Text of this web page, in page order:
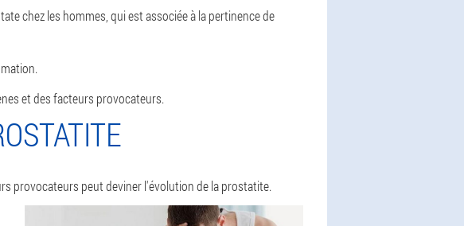
chez les hommes, qui est associée à la pertinence de
et des facteurs provocateurs.
provocateurs peut deviner l'évolution de la prostatite.